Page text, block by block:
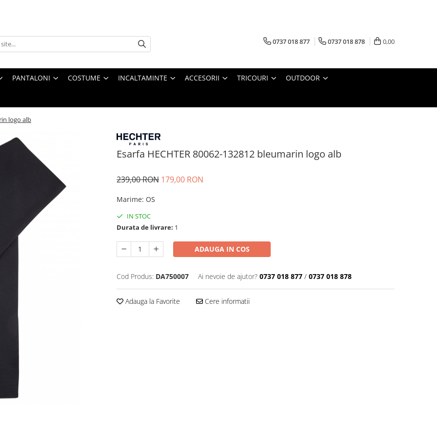
0737 018 877 0737 018 878 0,00
PANTALONI COSTUME INCALTAMINTE ACCESORII TRICOURI OUTDOOR
logo alb
Esarfa HECHTER 80062-132812 bleumarin logo alb
239,00 RON 179,00 RON
Marime: OS
IN STOC
Durata de livrare: 1
ADAUGA IN COS
Cod Produs: DA750007 Ai nevoie de ajutor? 0737 018 877 / 0737 018 878
Adauga la Favorite Cere informatii